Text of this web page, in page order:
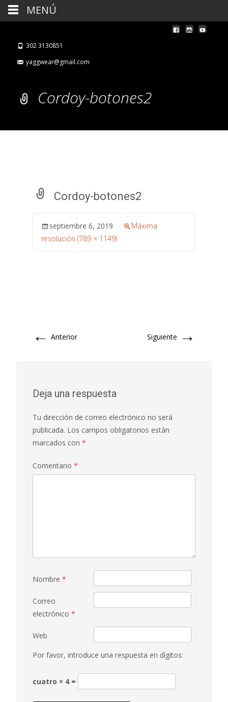
302 3130851
yaggwear@gmail.com
Cordoy-botones2
Cordoy-botones2
septiembre 6, 2019
Máxima
resolución (789 × 1149)
← Anterior Siguiente →
Deja una respuesta
Tu dirección de correo electrónico no será
publicada. Los campos obligatorios están
marcados con *
Comentario *
Nombre *
Correo
electrónico *
Web
Por favor, introduce una respuesta en dígitos:
cuatro × 4 =
MENÚ